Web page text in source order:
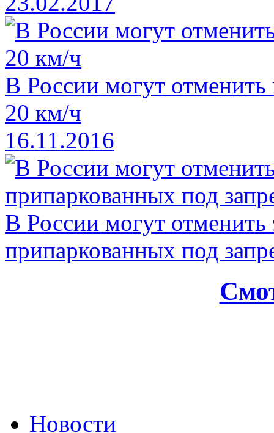
В России могут
20 км/ч
16.11.2016
В России могут
припаркованных под
Новости